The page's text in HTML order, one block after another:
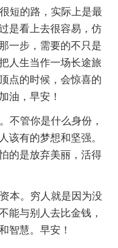
短的路，实际上是最
是看上去很容易，仿
一步，需要的不只是
人生当作一场长途旅
点的时候，会惊喜的
油，早安！
不管你是什么身份，
该有的梦想和坚强。
的是放弃美丽，活得
本。穷人就是因为没
能与别人去比金钱，
智慧。早安！